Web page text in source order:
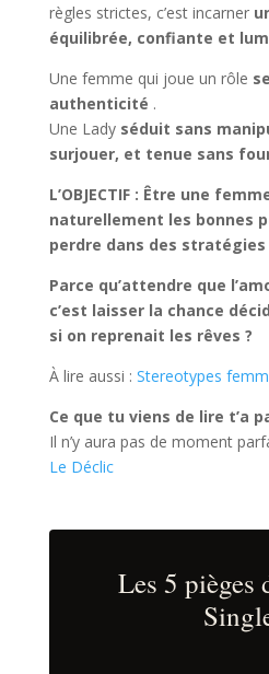
règles strictes, c’est incarner
équilibrée, confiante et
Une femme qui joue un rôle
authenticité .
Une Lady séduit sans
surjouer, et tenue sans
L’OBJECTIF : Être une
naturellement les bonnes
perdre dans des
Parce qu’attendre que
c’est laisser la chance
si on reprenait les rêves ?
À lire aussi : Stereotypes
Ce que tu viens de lire t’a
Il n’y aura pas de moment
Le Déclic
Les 5 pièges